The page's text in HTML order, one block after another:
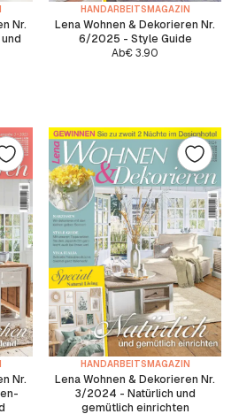
Nr.
HANDARBEITSMAGAZIN
Lena Wohnen & Dekorieren Nr.
6/2025 - Style Guide
Ab€3.90
Nr.
HANDARBEITSMAGAZIN
Lena Wohnen & Dekorieren Nr.
3/2024 - Natürlich und
gemütlich einrichten